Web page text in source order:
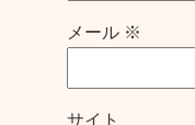
メール ※
サイト